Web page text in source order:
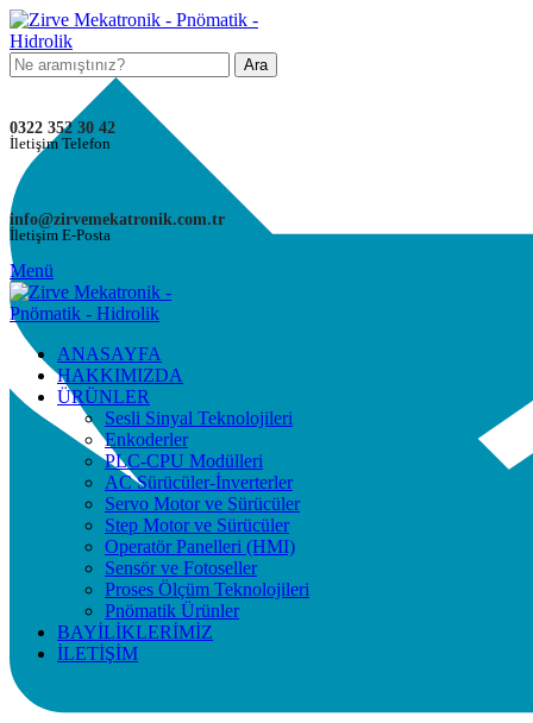
Ara
0322 352 30 42
İletişim Telefon
info@zirvemekatronik.com.tr
İletişim E-Posta
Menü
ANASAYFA
HAKKIMIZDA
ÜRÜNLER
Sesli Sinyal Teknolojileri
Enkoderler
PLC-CPU Modülleri
AC Sürücüler-İnverterler
Servo Motor ve Sürücüler
Step Motor ve Sürücüler
Operatör Panelleri (HMI)
Sensör ve Fotoseller
Proses Ölçüm Teknolojileri
Pnömatik Ürünler
BAYİLİKLERİMİZ
İLETİŞİM